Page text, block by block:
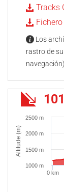
Tracks
Los
rastro de
navegación)
Altitude (m)
0 km
1000 m
1500 m
2000 m
2500 m